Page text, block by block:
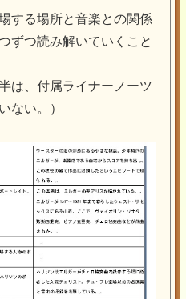
する場所と音楽との関係
ずつ読み解いていくこと
は、付属ライナーノーツ
ない。）